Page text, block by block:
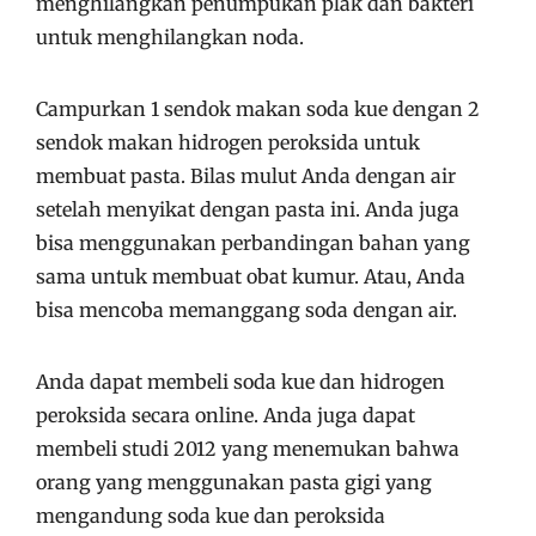
untuk menghilangkan noda.
Campurkan 1 sendok makan soda kue dengan 2
sendok makan hidrogen peroksida untuk
membuat pasta. Bilas mulut Anda dengan air
setelah menyikat dengan pasta ini. Anda juga
bisa menggunakan perbandingan bahan yang
sama untuk membuat obat kumur. Atau, Anda
bisa mencoba memanggang soda dengan air.
Anda dapat membeli soda kue dan hidrogen
peroksida secara online. Anda juga dapat
membeli studi 2012 yang menemukan bahwa
orang yang menggunakan pasta gigi yang
mengandung soda kue dan peroksida